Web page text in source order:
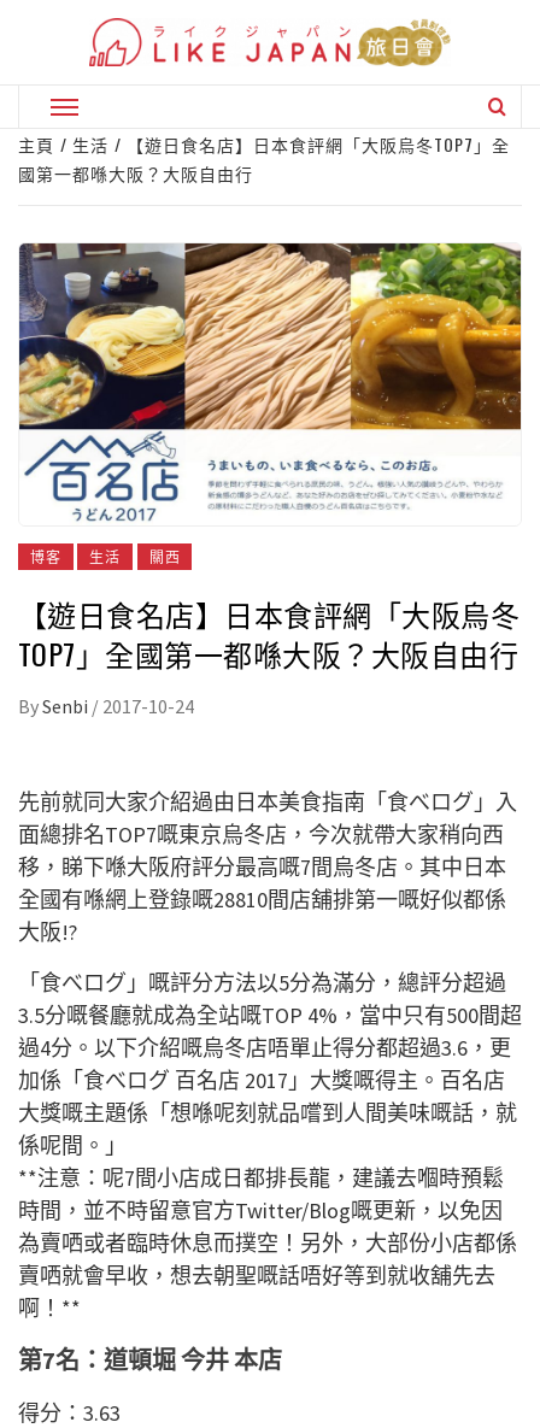
Primary
Menu
主頁 生活
【遊日食名店】日本食評網「大阪烏冬TOP7」全
國第一都喺大阪？大阪自由行
博客 生活 關西
【遊日食名店】日本食評網「大阪烏冬
TOP7」全國第一都喺大阪？大阪自由行
BySenbi / 2017-10-24
先前就同大家介紹過由日本美食指南「食べログ」入
面總排名TOP7嘅東京烏冬店，今次就帶大家稍向西
移，睇下喺大阪府評分最高嘅7間烏冬店。其中日本
全國有喺網上登錄嘅28810間店舖排第一嘅好似都係
大阪!?
「食べログ」嘅評分方法以5分為滿分，總評分超過
3.5分嘅餐廳就成為全站嘅TOP 4%，當中只有500間超
過4分。以下介紹嘅烏冬店唔單止得分都超過3.6，更
加係「食べログ 百名店 2017」大獎嘅得主。百名店
大獎嘅主題係「想喺呢刻就品嚐到人間美味嘅話，就
係呢間。」
**注意：呢7間小店成日都排長龍，建議去嗰時預鬆
時間，並不時留意官方Twitter/Blog嘅更新，以免因
為賣哂或者臨時休息而撲空！另外，大部份小店都係
賣哂就會早收，想去朝聖嘅話唔好等到就收舖先去
啊！**
第7名：道頓堀 今井 本店
得分：3.63